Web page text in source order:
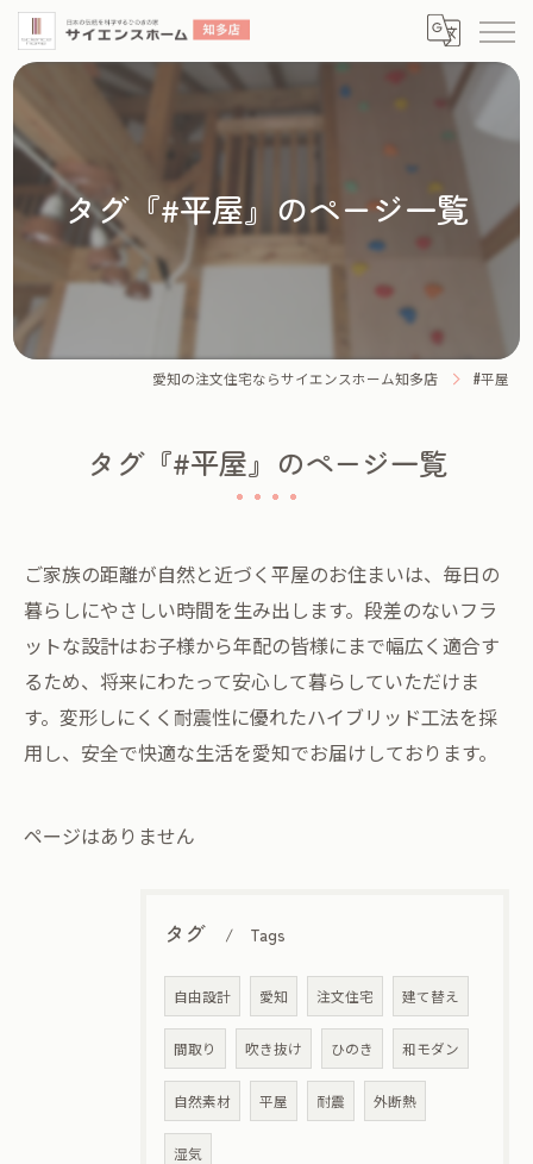
タグ『#平屋』のページ一覧
愛知の注文住宅ならサイエンスホーム知多店 #平屋
タグ『#平屋』のページ一覧
ご家族の距離が自然と近づく平屋のお住まいは、毎日の
暮らしにやさしい時間を生み出します。段差のないフラ
ットな設計はお子様から年配の皆様にまで幅広く適合す
るため、将来にわたって安心して暮らしていただけま
す。変形しにくく耐震性に優れたハイブリッド工法を採
用し、安全で快適な生活を愛知でお届けしております。
ページはありません
タグ Tags
自由設計 愛知 注文住宅 建て替え
間取り 吹き抜け ひのき 和モダン
自然素材 平屋 耐震 外断熱
湿気